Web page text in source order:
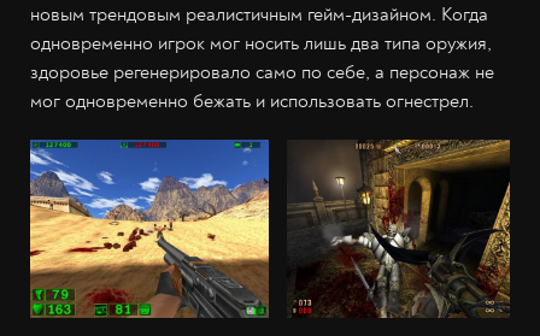
новым трендовым реалистичным гейм-дизайном. Когда
одновременно игрок мог носить лишь два типа оружия,
здоровье регенерировало само по себе, а персонаж не
мог одновременно бежать и использовать огнестрел.